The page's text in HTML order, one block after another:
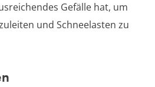
Gefälle hat, um
und Schneelasten zu